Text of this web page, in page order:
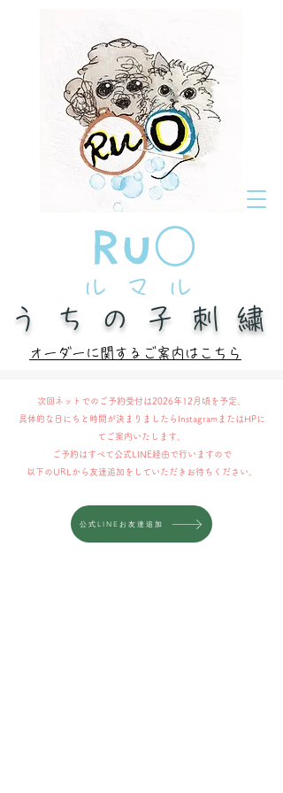
Ru○
ルマル
うちの子刺繍
オーダーに関するご案内はこちら
次回ネットでのご予約受付は2026年12月頃を予定。
具体的な日にちと時間が決まりましたらInstagramまたはHPに
てご案内いたします。
ご予約はすべて公式LINE経由で行いますので
以下のURLから友達追加をしていただきお待ちください。
公式LINEお友達追加